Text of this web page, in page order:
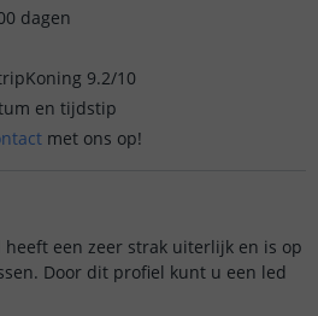
dagen
9.2/10
en tijdstip
met ons op!
een zeer strak uiterlijk en is op
Door dit profiel kunt u een led